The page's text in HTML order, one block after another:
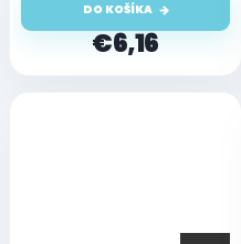
€6,16
DO KOŠÍKA